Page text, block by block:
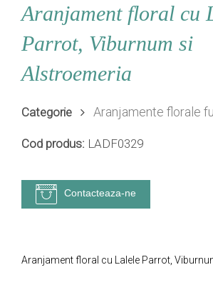
Aranjament floral cu
Parrot, Viburnum si
Alstroemeria
Categorie Aranjamente florale
Cod produs: LADF0329
Contacteaza-ne
Aranjament floral cu Lalele Parrot,